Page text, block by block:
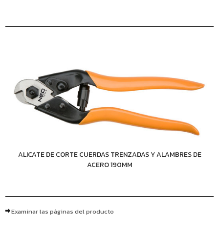
ALICATE DE CORTE CUERDAS TRENZADAS Y ALAMBRES DE
ACERO 190MM
Examinar las páginas del producto